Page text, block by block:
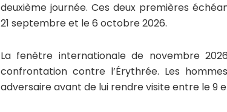
deuxième journée. Ces deux premières
21 septembre et le 6 octobre 2026.
La fenêtre internationale de novembre
confrontation contre l’Érythrée. Les
adversaire avant de lui rendre visite entre le 9